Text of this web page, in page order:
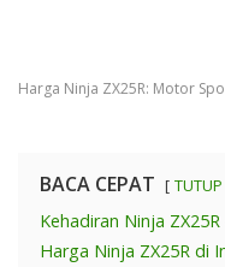
Harga Ninja ZX25R: Motor
BACA CEPAT TUTUP
Kehadiran Ninja
Harga Ninja ZX25R di